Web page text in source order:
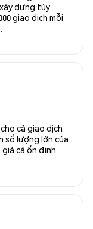
dựng tùy
giao dịch mỗi
cả giao dịch
số lượng lớn của
cả ổn định